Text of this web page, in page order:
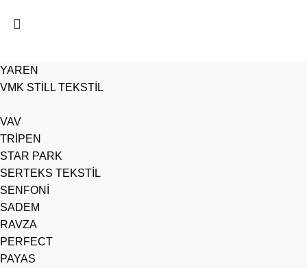
YAREN
VMK STİLL TEKSTİL
VAV
TRİPEN
STAR PARK
SERTEKS TEKSTİL
SENFONİ
SADEM
RAVZA
PERFECT
PAYAS